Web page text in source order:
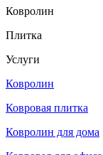
Ковролин
Плитка
Услуги
Ковролин
Ковровая плитка
Ковролин для дома